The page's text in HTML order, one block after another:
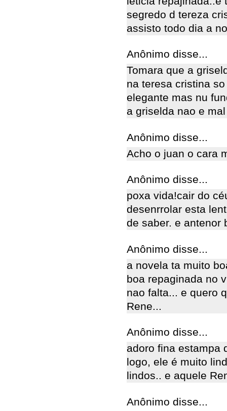
segredo d tereza
assisto todo dia a
Anônimo disse...
Tomara que a
na teresa cristina
elegante mas nu
a griselda nao e
Anônimo disse...
Acho o juan o cara
Anônimo disse...
poxa vida!cair do
desenrrolar esta
de saber. e antenor
Anônimo disse...
a novela ta muito
boa repaginada no
nao falta... e quero
Rene...
Anônimo disse...
adoro fina estampa
logo, ele é muito
lindos.. e aquele
Anônimo disse...